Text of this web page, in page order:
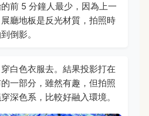
前 5 分鐘人最少，因為上一
廳地板是反光材質，拍照時
倒影。
白色衣服去。結果投影打在
一部分，雖然有趣，但拍照
深色系，比較好融入環境。